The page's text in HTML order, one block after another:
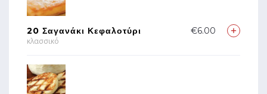
20 Σαγανάκι Κεφαλοτύρι
κλασσικό
€6.00